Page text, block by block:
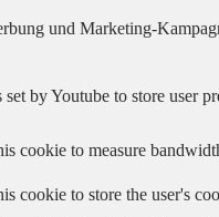
und Marketing-
by Youtube to store user
cookie to measure
cookie to store the user's